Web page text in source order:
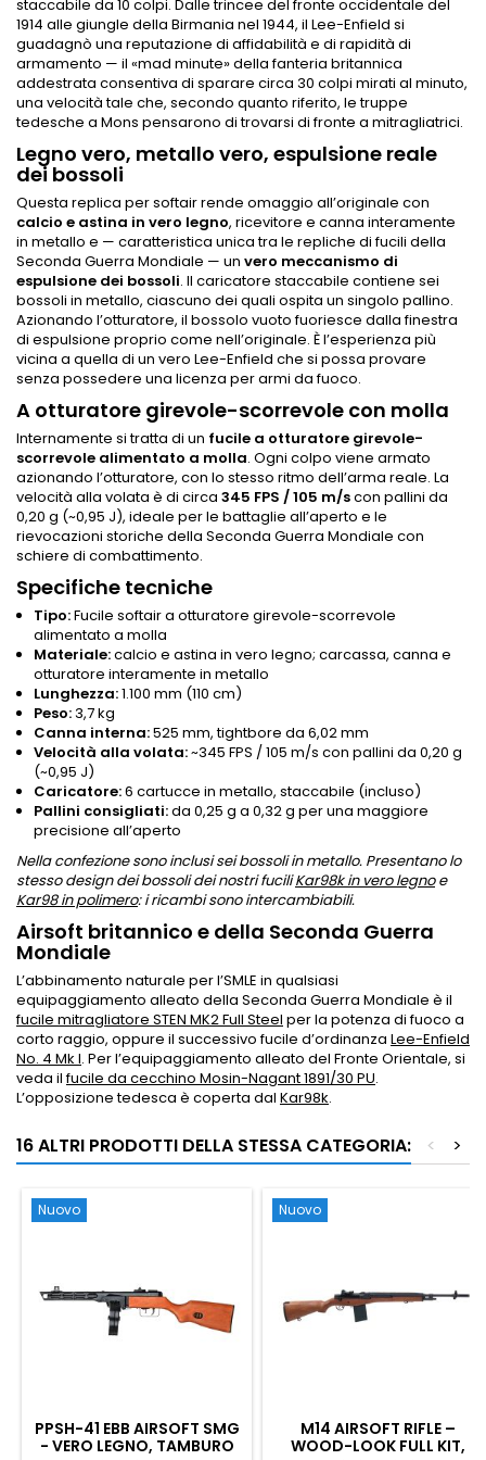
staccabile da 10 colpi. Dalle trincee del fronte occidentale del
1914 alle giungle della Birmania nel 1944, il Lee-Enfield si
guadagnò una reputazione di affidabilità e di rapidità di
armamento — il «mad minute» della fanteria britannica
addestrata consentiva di sparare circa 30 colpi mirati al minuto,
una velocità tale che, secondo quanto riferito, le truppe
tedesche a Mons pensarono di trovarsi di fronte a mitragliatrici.
Legno vero, metallo vero, espulsione reale
dei bossoli
Questa replica per softair rende omaggio all’originale con
calcio e astina in vero legno, ricevitore e canna interamente
in metallo e — caratteristica unica tra le repliche di fucili della
Seconda Guerra Mondiale — un vero meccanismo di
espulsione dei bossoli. Il caricatore staccabile contiene sei
bossoli in metallo, ciascuno dei quali ospita un singolo pallino.
Azionando l’otturatore, il bossolo vuoto fuoriesce dalla finestra
di espulsione proprio come nell’originale. È l’esperienza più
vicina a quella di un vero Lee-Enfield che si possa provare
senza possedere una licenza per armi da fuoco.
A otturatore girevole-scorrevole con molla
Internamente si tratta di un fucile a otturatore girevole-
scorrevole alimentato a molla. Ogni colpo viene armato
azionando l’otturatore, con lo stesso ritmo dell’arma reale. La
velocità alla volata è di circa 345 FPS / 105 m/scon pallini da
0,20 g (~0,95 J), ideale per le battaglie all’aperto e le
rievocazioni storiche della Seconda Guerra Mondiale con
schiere di combattimento.
Specifiche tecniche
Tipo:Fucile softair a otturatore girevole-scorrevole
alimentato a molla
Materiale:calcio e astina in vero legno; carcassa, canna e
otturatore interamente in metallo
Lunghezza:1.100 mm (110 cm)
Peso:3,7 kg
Canna interna:525 mm, tightbore da 6,02 mm
Velocità alla volata:~345 FPS / 105 m/s con pallini da 0,20 g
(~0,95 J)
Caricatore:6 cartucce in metallo, staccabile (incluso)
Pallini consigliati:da 0,25 g a 0,32 g per una maggiore
precisione all’aperto
Nella confezione sono inclusi sei bossoli in metallo. Presentano lo
stesso design dei bossoli dei nostri fuciliKar98k in vero legnoe
Kar98 in polimero: i ricambi sono intercambiabili.
Airsoft britannico e della Seconda Guerra
Mondiale
L’abbinamento naturale per l’SMLE in qualsiasi
equipaggiamento alleato della Seconda Guerra Mondiale è il
fucile mitragliatore STEN MK2 Full Steel per la potenza di fuoco a
corto raggio, oppure il successivo fucile d’ordinanza Lee-Enfield
No. 4 Mk I. Per l’equipaggiamento alleato del Fronte Orientale, si
veda ilfucile da cecchino Mosin-Nagant 1891/30 PU.
L’opposizione tedesca è coperta dal Kar98k.
16 ALTRI PRODOTTI DELLA STESSA CATEGORIA: >
<
Nuovo
PPSH-41 EBB AIRSOFT SMG
- VERO LEGNO, TAMBURO
Nuovo
M14 AIRSOFT RIFLE –
WOOD-LOOK FULL KIT,